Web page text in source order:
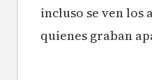
incluso se ven los
quienes graban